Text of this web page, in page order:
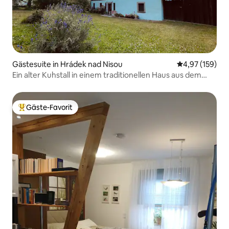
Gästesuite in Hrádek nad Nisou
4,97 (159)
Ein alter Kuhstall in einem traditionellen Haus aus dem
Beliebter Gäste-Favorit.
Gäste-Favorit